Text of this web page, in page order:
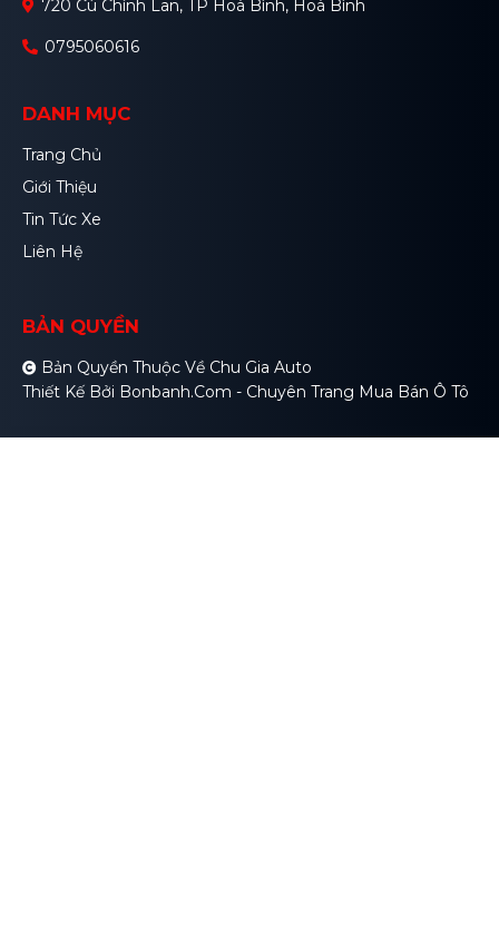
720 Cù Chính Lan, TP Hoà Bình, Hoà Bình
0795060616
DANH MỤC
Trang Chủ
Giới Thiệu
Tin Tức Xe
Liên Hệ
BẢN QUYỀN
Bản Quyền Thuộc Về Chu Gia Auto
Thiết Kế Bởi Bonbanh.com - Chuyên Trang Mua Bán Ô Tô